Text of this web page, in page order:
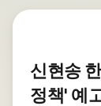
신현송
정책' 예